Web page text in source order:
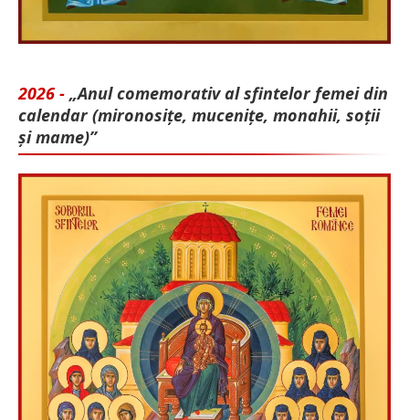
2026 - „Anul comemorativ al sfintelor femei din
calendar (mironosițe, mu­cenițe, monahii, soții
și mame)”